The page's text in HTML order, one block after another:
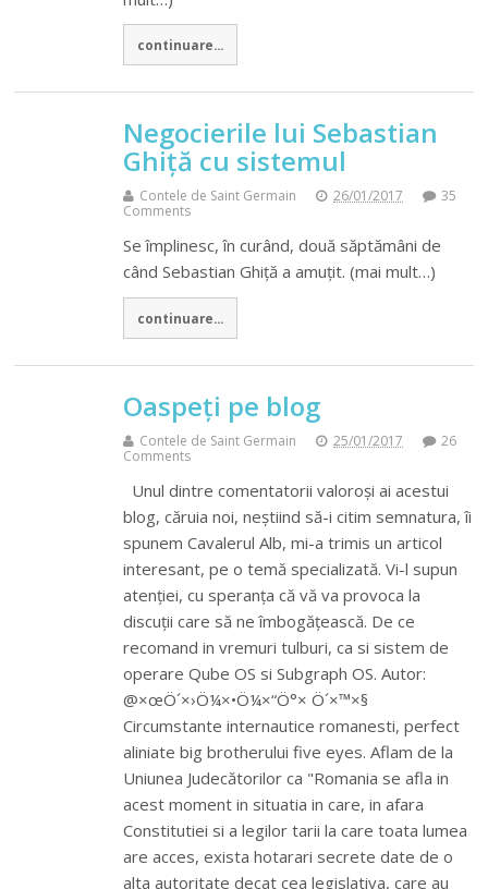
continuare...
Negocierile lui Sebastian
Ghiță cu sistemul
Contele de Saint Germain 26/01/2017
35
Comments
Se împlinesc, în curând, două săptămâni de
când Sebastian Ghiță a amuțit. (mai mult…)
continuare...
Oaspeți pe blog
Contele de Saint Germain 25/01/2017
26
Comments
Unul dintre comentatorii valoroși ai acestui
blog, căruia noi, neștiind să-i citim semnatura, îi
spunem Cavalerul Alb, mi-a trimis un articol
interesant, pe o temă specializată. Vi-l supun
atenției, cu speranța că vă va provoca la
discuții care să ne îmbogățească. De ce
recomand in vremuri tulburi, ca si sistem de
operare Qube OS si Subgraph OS. Autor:
@×œÖ´×›Ö¼×•Ö¼×“Ö°× Ö´×™×§
Circumstante internautice romanesti, perfect
aliniate big brotherului five eyes. Aflam de la
Uniunea Judecătorilor ca "Romania se afla in
acest moment in situatia in care, in afara
Constitutiei si a legilor tarii la care toata lumea
are acces, exista hotarari secrete date de o
alta autoritate decat cea legislativa, care au